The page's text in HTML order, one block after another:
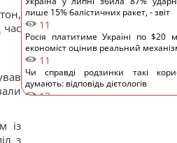
час
із
з
лише 15% балістичних ракет, - звіт
11
Росія платитиме Україні по $20
економіст оцінив реальний
11
Чи справді родзинки такі
думають: відповідь дієтологів
13